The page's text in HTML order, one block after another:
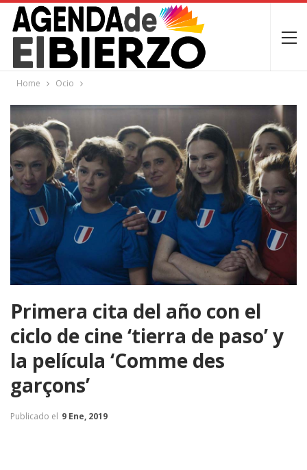
Home Ocio
Primera cita del año con el
ciclo de cine ‘tierra de paso’ y
la película ‘Comme des
garçons’
Publicado el 9 Ene, 2019